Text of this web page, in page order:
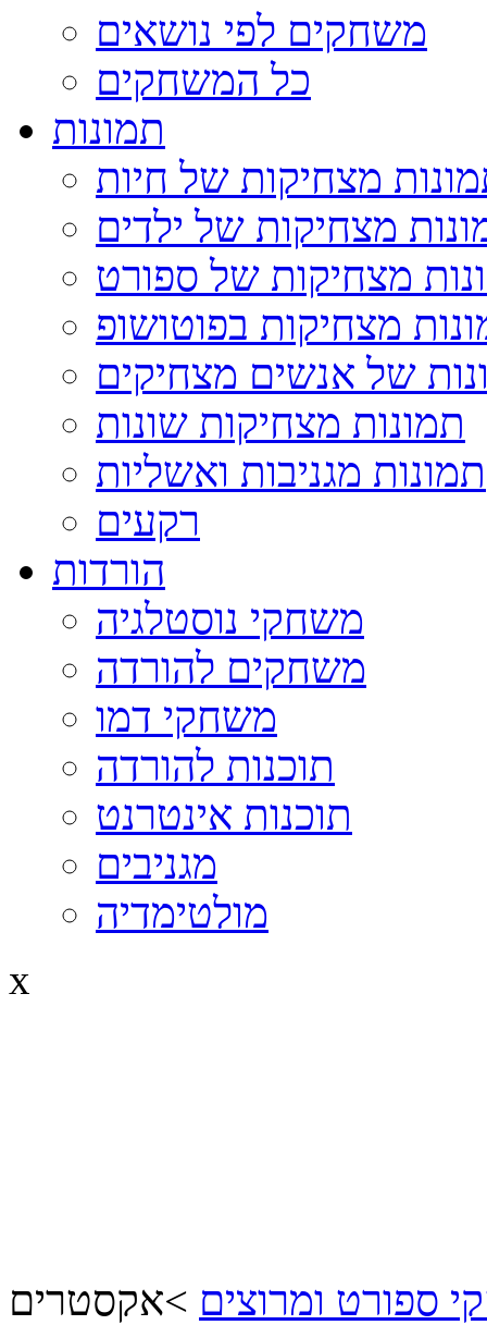
משחקים לפי נושאים
כל המשחקים
תמונות
מצחיקות של חיות
מצחיקות של ילדים
מצחיקות של ספורט
מצחיקות בפוטושופ
של אנשים מצחיקים
תמונות מצחיקות שונות
תמונות מגניבות ואשליות
רקעים
הורדות
משחקי נוסטלגיה
משחקים להורדה
משחקי דמו
תוכנות להורדה
תוכנות אינטרנט
מגניבים
מולטימדיה
x
ספורט ומרוצים >אקסטרים